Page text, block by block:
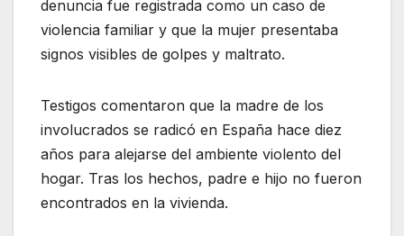
denuncia fue registrada como un caso de
violencia familiar y que la mujer presentaba
signos visibles de golpes y maltrato.
Testigos comentaron que la madre de los
involucrados se radicó en España hace diez
años para alejarse del ambiente violento del
hogar. Tras los hechos, padre e hijo no fueron
encontrados en la vivienda.